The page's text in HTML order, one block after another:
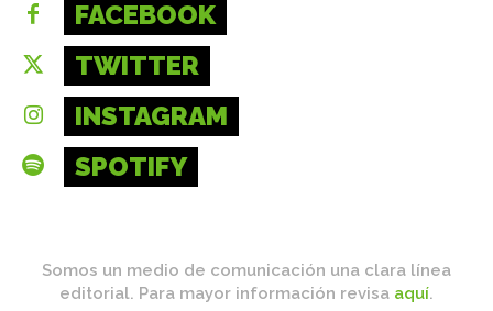
FACEBOOK
TWITTER
INSTAGRAM
SPOTIFY
Somos un medio de comunicación una clara línea
editorial. Para mayor información revisa aquí.